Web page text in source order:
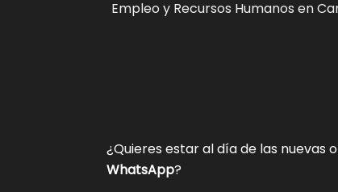
Empleo y Recursos Humanos en
¿Quieres estar al día de las nuevas
WhatsApp?